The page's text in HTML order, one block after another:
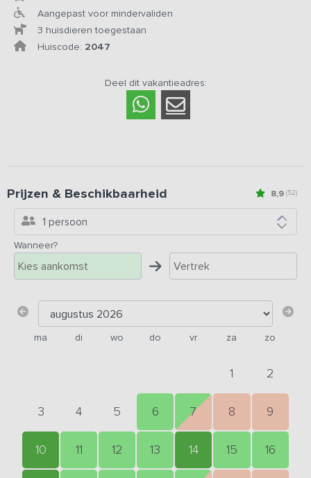
Aangepast voor mindervaliden
3 huisdieren toegestaan
Huiscode: 2047
Deel dit vakantieadres:
8,9 (52)
Prijzen & Beschikbaarheid
1 persoon
Wanneer?
ma di wo do vr za zo
1 2
3 4 5 6 7 8 9
10 11 12 13 14 15 16